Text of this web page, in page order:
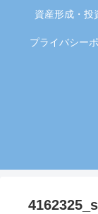
資産形成・投
プライバシー